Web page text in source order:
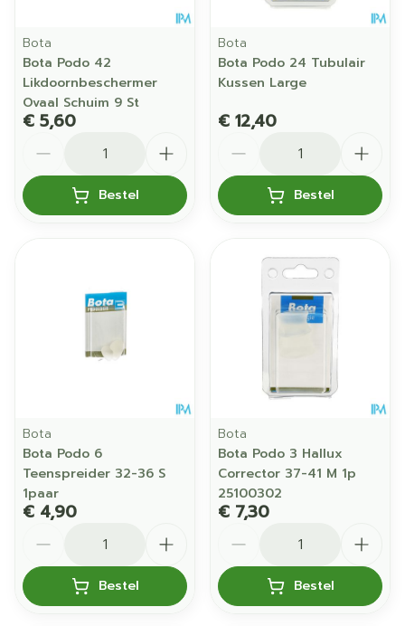
Bota
Bota Podo 42
Likdoornbeschermer
Ovaal Schuim 9 St
€ 5,60
Bestel
Bota
Bota Podo 24 Tubulair
Kussen Large
€ 12,40
Bestel
Bota
Bota Podo 6
Teenspreider 32-36 S
1paar
€ 4,90
Bestel
Bota
Bota Podo 3 Hallux
Corrector 37-41 M 1p
25100302
€ 7,30
Bestel